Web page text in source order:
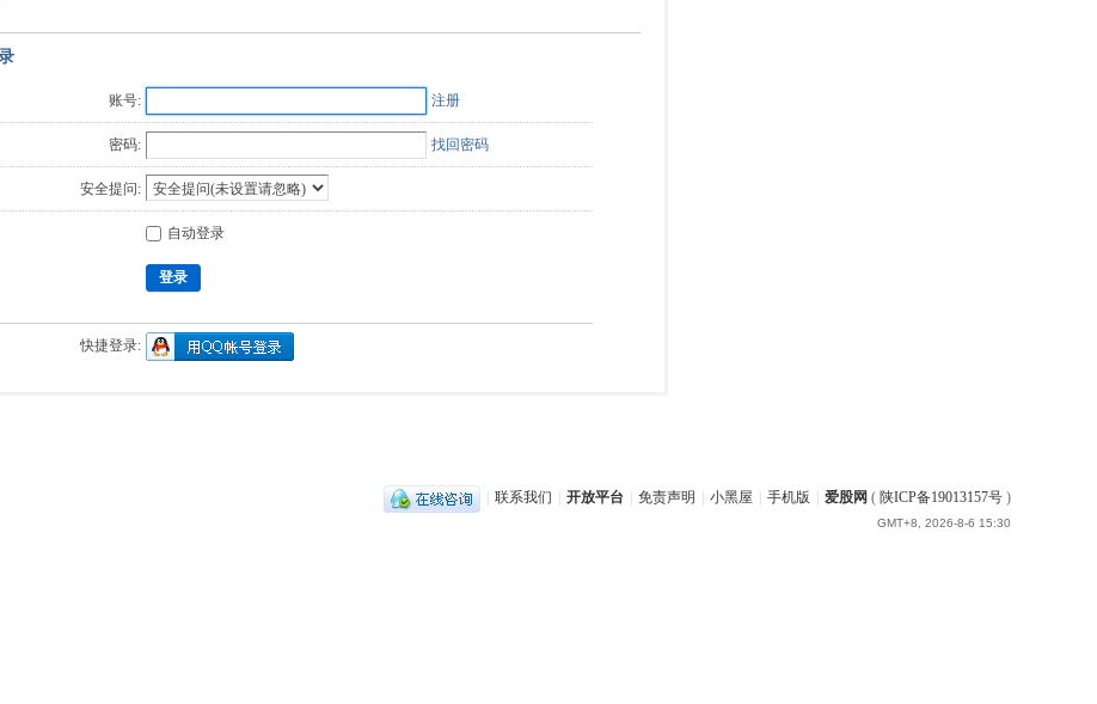
账号: 注册
密码: 找回密码
安全提问:
自动登录
登录
快捷登录:
联系我们 开放平台 免责声明 小黑屋 手机版 爱股网 ( 陕ICP备19013157号 )
GMT+8, 2026-8-6 15:30